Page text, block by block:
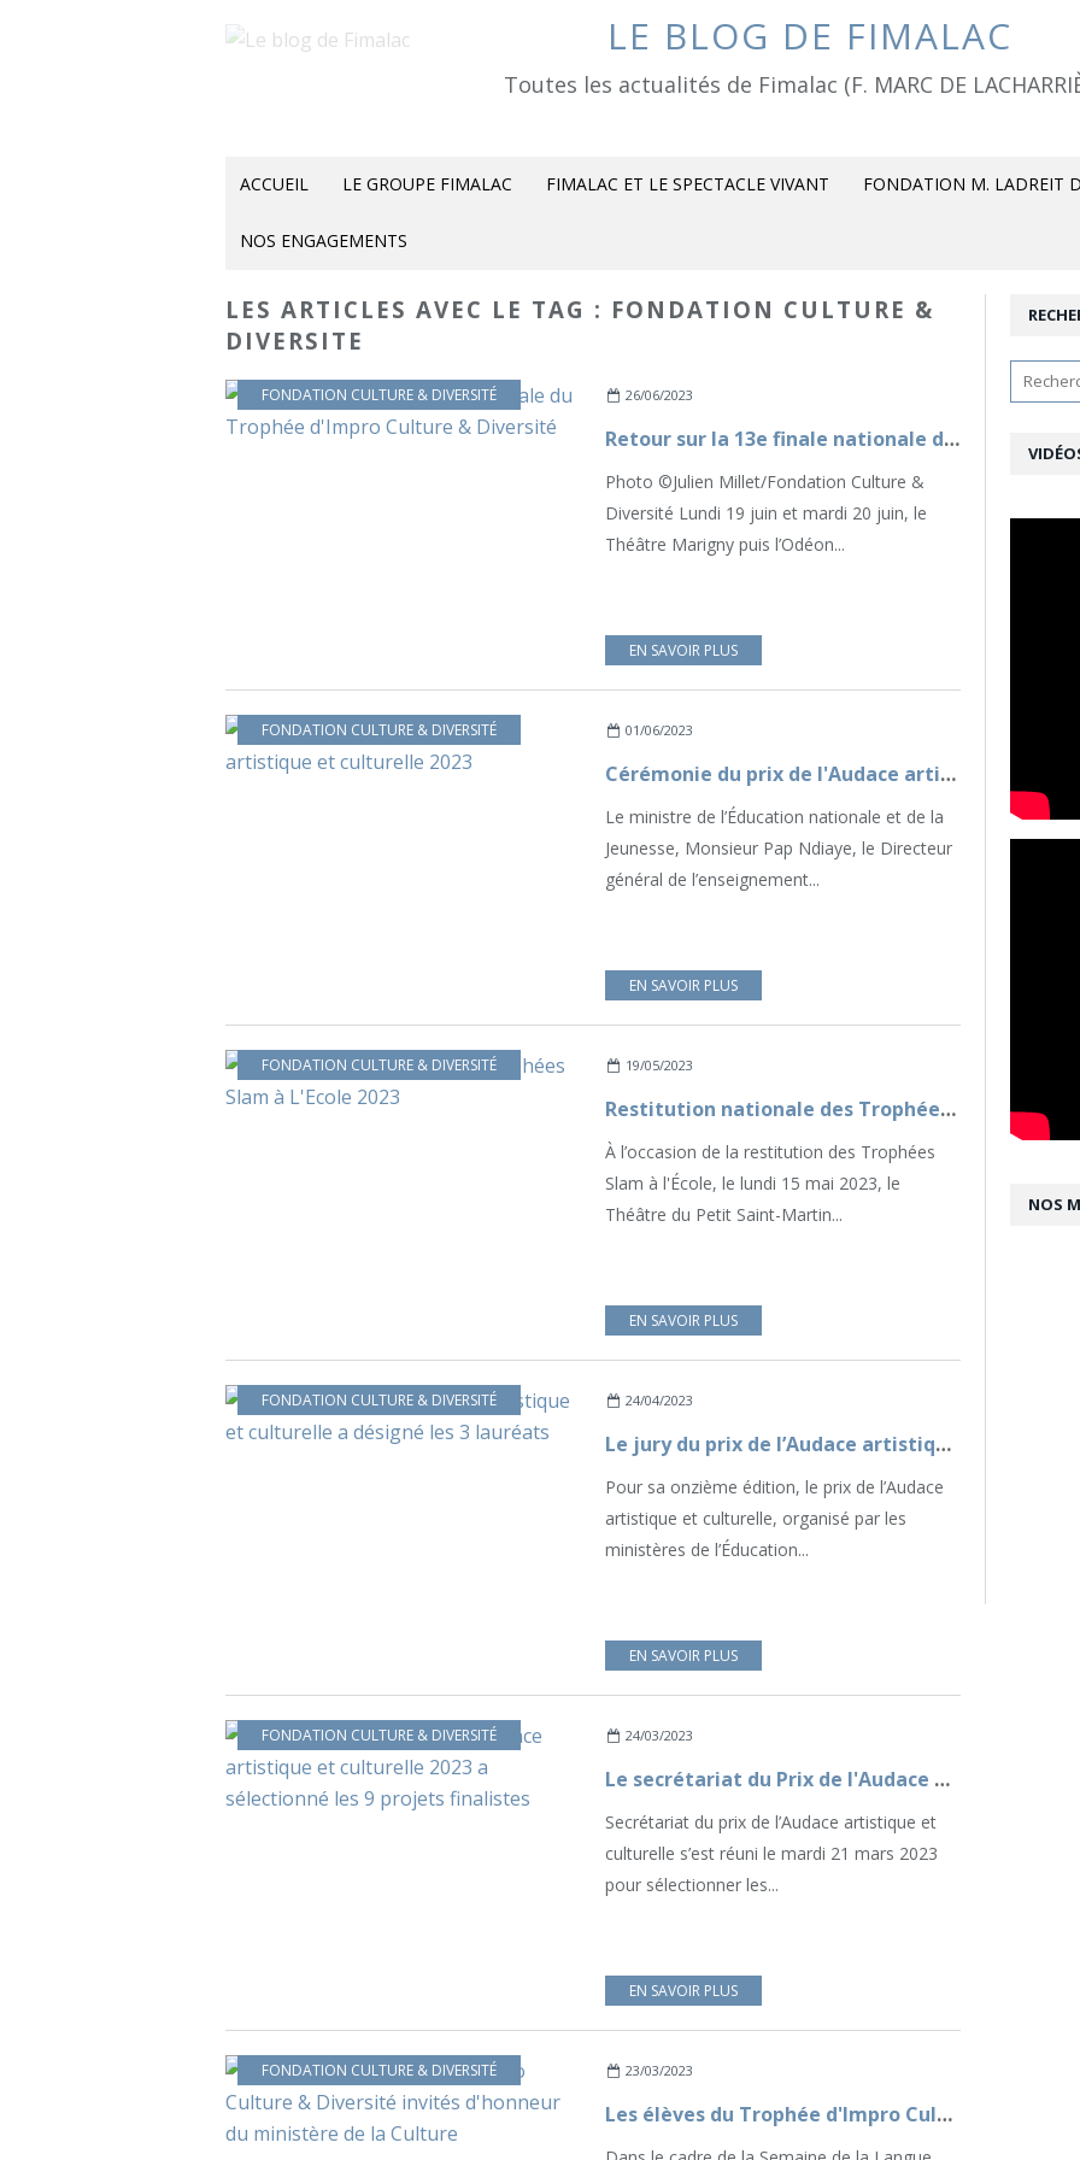
LE BLOG DE FIMALAC
Toutes les actualités de Fimalac (F. MARC DE
ACCUEIL LE GROUPE FIMALAC FIMALAC ET LE SPECTACLE VIVANT FONDATION M. LADREIT
NOS ENGAGEMENTS
LES ARTICLES AVEC LE TAG : FONDATION CULTURE &
DIVERSITE
FONDATION CULTURE & DIVERSITÉ 26/06/2023
Retour sur la 13e finale nationale du Trophée d'Impro Culture & Diversité
Photo ©Julien Millet/Fondation Culture &
Diversité Lundi 19 juin et mardi 20 juin, le
Théâtre Marigny puis l’Odéon...
EN SAVOIR PLUS
FONDATION CULTURE & DIVERSITÉ 01/06/2023
Cérémonie du prix de l'Audace artistique et culturelle 2023
Le ministre de l’Éducation nationale et de la
Jeunesse, Monsieur Pap Ndiaye, le Directeur
général de l’enseignement...
EN SAVOIR PLUS
FONDATION CULTURE & DIVERSITÉ 19/05/2023
Restitution nationale des Trophées Slam à L'Ecole 2023
À l’occasion de la restitution des Trophées
Slam à l'École, le lundi 15 mai 2023, le
Théâtre du Petit Saint-Martin...
EN SAVOIR PLUS
FONDATION CULTURE & DIVERSITÉ 24/04/2023
Le jury du prix de l’Audace artistique et culturelle a désigné les 3 lauréats
Pour sa onzième édition, le prix de l’Audace
artistique et culturelle, organisé par les
ministères de l’Éducation...
EN SAVOIR PLUS
FONDATION CULTURE & DIVERSITÉ 24/03/2023
Le secrétariat du Prix de l'Audace artistique et culturelle 2023 a sélectionné les 9 projets finalistes
Secrétariat du prix de l’Audace artistique et
culturelle s’est réuni le mardi 21 mars 2023
pour sélectionner les...
EN SAVOIR PLUS
FONDATION CULTURE & DIVERSITÉ 23/03/2023
Les élèves du Trophée d'Impro Culture & Diversité invités d'honneur du ministère de la Culture
NOS